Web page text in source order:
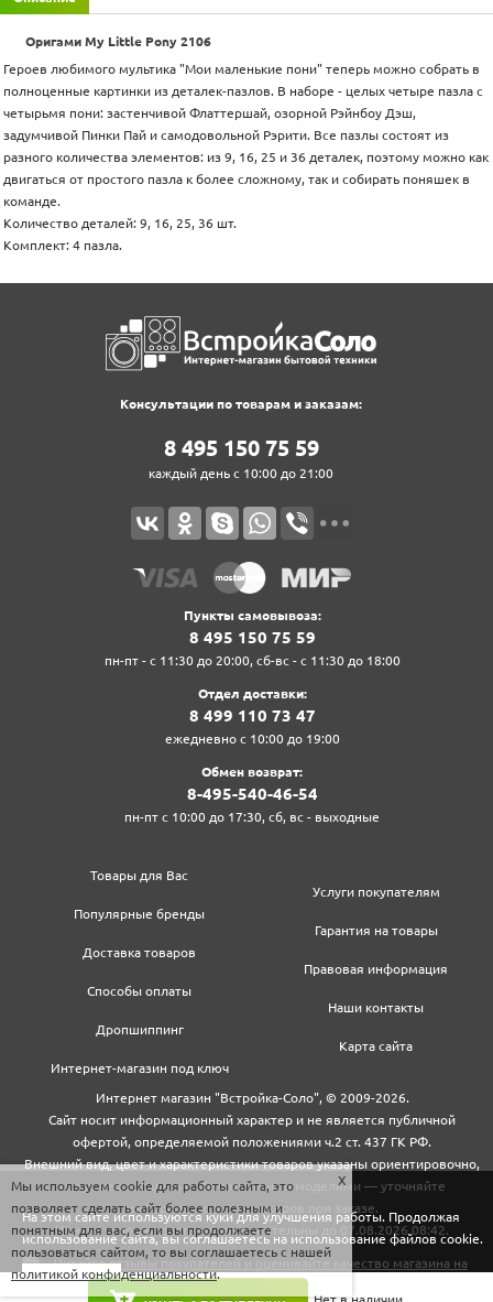
Оригами My Little Pony 2106
Героев любимого мультика "Мои маленькие пони" теперь можно собрать в
полноценные картинки из деталек-пазлов. В наборе - целых четыре пазла с
четырьмя пони: застенчивой Флаттершай, озорной Рэйнбоу Дэш,
задумчивой Пинки Пай и самодовольной Рэрити. Все пазлы состоят из
разного количества элементов: из 9, 16, 25 и 36 деталек, поэтому можно как
двигаться от простого пазла к более сложному, так и собирать поняшек в
команде.
Количество деталей: 9, 16, 25, 36 шт.
Комплект: 4 пазла.
Консультации по товарам и заказам:
8‍ 4‍9‍5‍ 1‍5‍0‍ 7‍5‍ 5‍9‍
каждый день с 10:00 до 21:00
Пункты самовывоза:
8‍ 4‍9‍5‍ 1‍5‍0‍ 7‍5‍ 5‍9‍
пн-пт - с 11:30 до 20:00, сб-вс - с 11:30 до 18:00
Отдел доставки:
8‍ 4‍9‍9‍ 1‍1‍0‍ 7‍3‍ 4‍7‍
ежедневно с 10:00 до 19:00
Обмен возврат:
8‍-4‍9‍5‍-5‍4‍0‍-4‍6‍-5‍4‍
пн-пт с 10:00 до 17:30, сб, вс - выходные
Товары для Вас
Популярные бренды
Доставка товаров
Способы оплаты
Дропшиппинг
Интернет-магазин под ключ
Услуги покупателям
Гарантия на товары
Правовая информация
Наши контакты
Карта сайта
Интернет магазин "Встройка-Соло", © 2009-2026.
Сайт носит информационный характер и не является публичной
офертой, определяемой положениями ч.2 ст. 437 ГК РФ.
Внешний вид, цвет и характеристики товаров указаны ориентировочно,
могут не совпадать с обновленными моделями — уточняйте
информацию у менеджеров при заказе.
Цены и условия доставки действительны до 07.08.2026 08:42.
На этом сайте используются куки для улучшения работы. Продолжая
использование сайта, вы соглашаетесь на использование файлов cookie.
Закрыть
Мы используем cookie для работы сайта, это
позволяет сделать сайт более полезным и
понятным для вас, если вы продолжаете
пользоваться сайтом, то вы соглашаетесь с нашей
политикой конфиденциальности.